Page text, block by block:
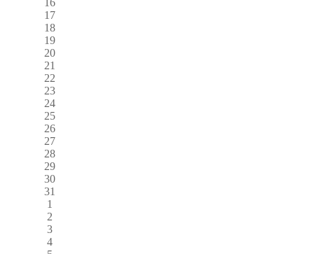
17
18
19
20
21
22
23
24
25
26
27
28
29
30
31
1
2
3
4